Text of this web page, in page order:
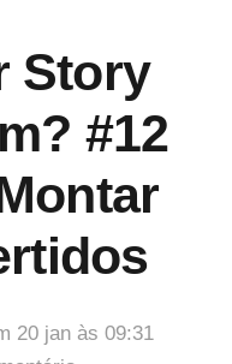
Story
#12
20 jan às 09:31